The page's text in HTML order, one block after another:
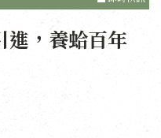
進，養蛤百年